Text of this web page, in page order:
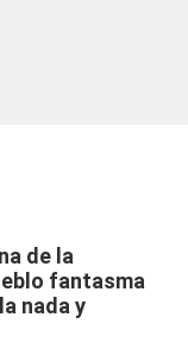
de la
fantasma
nada y